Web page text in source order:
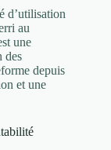
d’utilisation
au
une
des
depuis
et une